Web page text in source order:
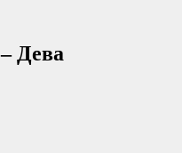
Дева